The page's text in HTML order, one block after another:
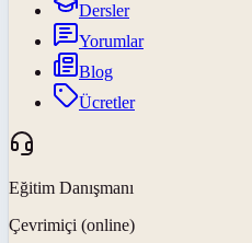
Dersler
Yorumlar
Blog
Ücretler
Eğitim Danışmanı
Çevrimiçi (online)